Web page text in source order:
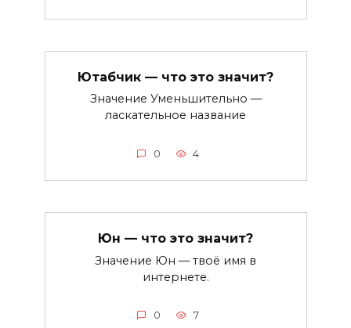
Ютабчик — что это значит?
Значение Уменьшительно —
ласкательное название
0 4
Юн — что это значит?
Значение Юн — твоё имя в
интернете.
0 7